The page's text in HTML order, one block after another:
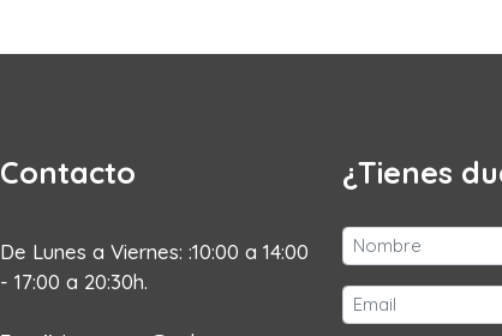
Contacto
De Lunes a Viernes: :10:00 a 14:00
- 17:00 a 20:30h.
¿Tienes